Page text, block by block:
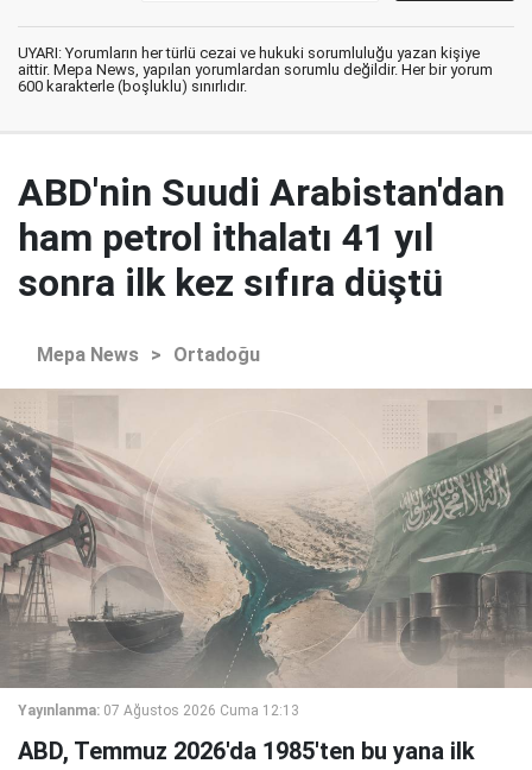
UYARI: Yorumların her türlü cezai ve hukuki sorumluluğu yazan kişiye
aittir. Mepa News, yapılan yorumlardan sorumlu değildir. Her bir yorum
600 karakterle (boşluklu) sınırlıdır.
ABD'nin Suudi Arabistan'dan
ham petrol ithalatı 41 yıl
sonra ilk kez sıfıra düştü
Mepa News > Ortadoğu
Yayınlanma: 07 Ağustos 2026 Cuma 12:13
ABD, Temmuz 2026'da 1985'ten bu yana ilk